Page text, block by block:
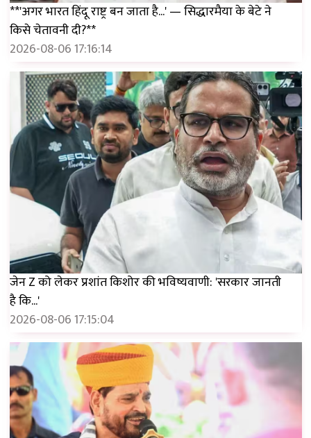
**'अगर भारत हिंदू राष्ट्र बन जाता है...' — सिद्धारमैया के बेटे ने
किसे चेतावनी दी?**
2026-08-06 17:16:14
जेन Z को लेकर प्रशांत किशोर की भविष्यवाणी: 'सरकार जानती
है कि...'
2026-08-06 17:15:04